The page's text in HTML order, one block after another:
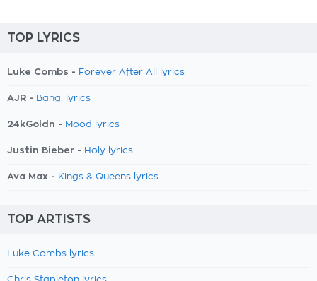
TOP LYRICS
Luke Combs - Forever After All lyrics
AJR - Bang! lyrics
24kGoldn - Mood lyrics
Justin Bieber - Holy lyrics
Ava Max - Kings & Queens lyrics
TOP ARTISTS
Luke Combs lyrics